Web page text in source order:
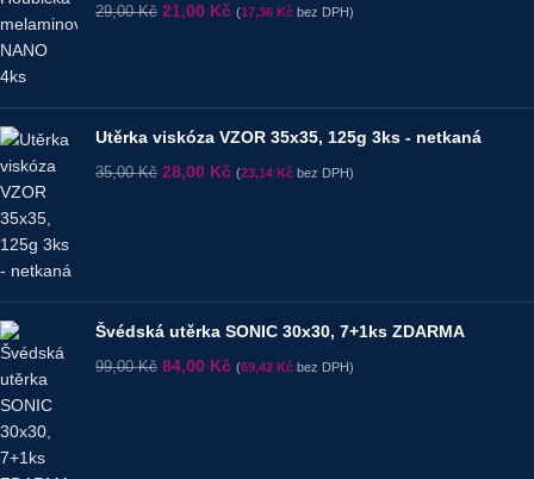
29,00Kč 21,00 Kč (17,36 Kč bez DPH)
Utěrka viskóza VZOR 35x35, 125g 3ks - netkaná
35,00Kč 28,00 Kč (23,14 Kč bez DPH)
Švédská utěrka SONIC 30x30, 7+1ks ZDARMA
99,00Kč 84,00 Kč (69,42 Kč bez DPH)